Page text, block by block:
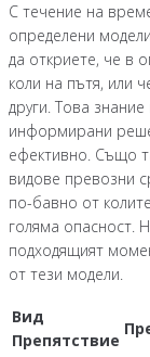
С течение на
определени
да откриете, че в
коли на пътя, или
други. Това
информирани
ефективно. Също
видове превозни
по-бавно от
голяма опасност.
подходящият
от тези модели.
Вид
Препятствие